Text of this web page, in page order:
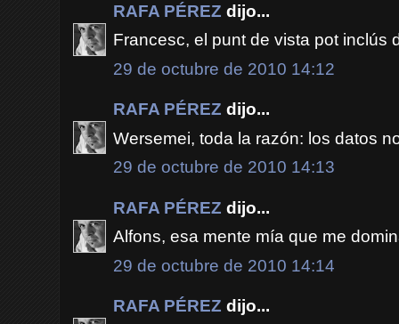
RAFA PÉREZ dijo...
Francesc, el punt de vista pot inclús
29 de octubre de 2010 14:12
RAFA PÉREZ dijo...
Wersemei, toda la razón: los datos
29 de octubre de 2010 14:13
RAFA PÉREZ dijo...
Alfons, esa mente mía que me
29 de octubre de 2010 14:14
RAFA PÉREZ dijo...